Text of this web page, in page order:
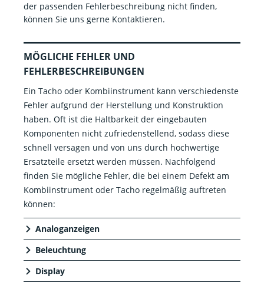
der passenden Fehlerbeschreibung nicht finden,
können Sie uns gerne Kontaktieren.
MÖGLICHE FEHLER UND
FEHLERBESCHREIBUNGEN
Ein Tacho oder Kombiinstrument kann verschiedenste
Fehler aufgrund der Herstellung und Konstruktion
haben. Oft ist die Haltbarkeit der eingebauten
Komponenten nicht zufriedenstellend, sodass diese
schnell versagen und von uns durch hochwertige
Ersatzteile ersetzt werden müssen. Nachfolgend
finden Sie mögliche Fehler, die bei einem Defekt am
Kombiinstrument oder Tacho regelmäßig auftreten
können:
Analoganzeigen
Beleuchtung
Display